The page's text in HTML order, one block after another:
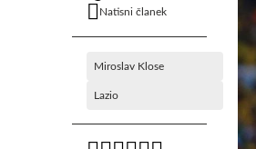
Natisni članek
Miroslav Klose
Lazio